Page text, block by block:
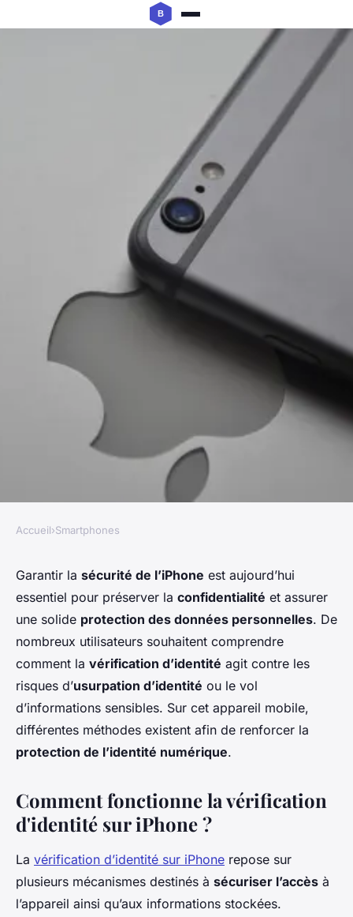
SMARTPHONES
Protégez vos données : tout
savoir sur la vérification
d'identité sur iPhone
agent@linkuma.com•8 septembre 2025•1 min de lecture
Accueil›Smartphones
Garantir la sécurité de l’iPhone est aujourd’hui
essentiel pour préserver la confidentialité et assurer
une solide protection des données personnelles. De
nombreux utilisateurs souhaitent comprendre
comment la vérification d’identité agit contre les
risques d’usurpation d’identité ou le vol
d’informations sensibles. Sur cet appareil mobile,
différentes méthodes existent afin de renforcer la
protection de l’identité numérique.
Comment fonctionne la vérification
d'identité sur iPhone ?
La vérification d’identité sur iPhone repose sur
plusieurs mécanismes destinés à sécuriser l’accès à
l’appareil ainsi qu’aux informations stockées.